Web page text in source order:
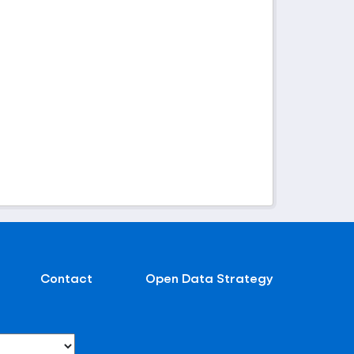
Contact Open Data Strategy